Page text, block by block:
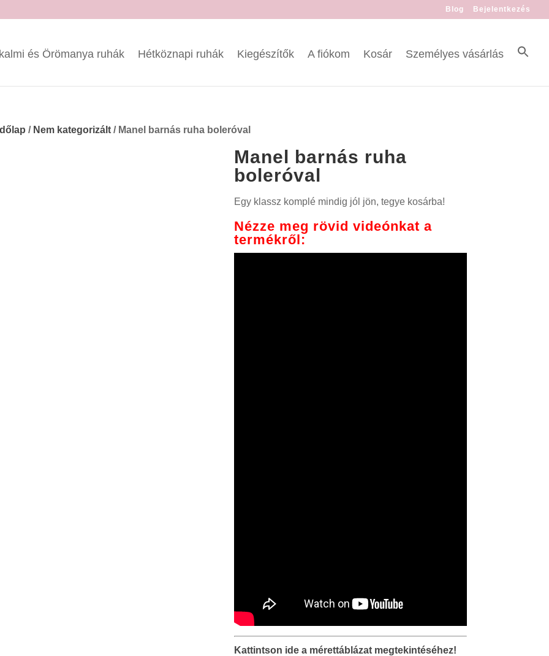
Blog Bejelentkezés
és Örömanya ruhák Hétköznapi ruhák Kiegészítők A fiókom Kosár Személyes vásárlás
/ Nem kategorizált/ Manel barnás ruha boleróval
Manel barnás ruha
boleróval
Egy klassz komplé mindig jól jön, tegye kosárba!
Nézze meg rövid videónkat a
termékről:
Kattintson ide a mérettáblázat megtekintéséhez!